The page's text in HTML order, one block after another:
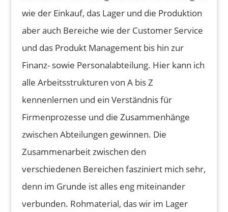
wie der Einkauf, das Lager und die Produktion
aber auch Bereiche wie der Customer Service
und das Produkt Management bis hin zur
Finanz- sowie Personalabteilung. Hier kann ich
alle Arbeitsstrukturen von A bis Z
kennenlernen und ein Verständnis für
Firmenprozesse und die Zusammenhänge
zwischen Abteilungen gewinnen. Die
Zusammenarbeit zwischen den
verschiedenen Bereichen fasziniert mich sehr,
denn im Grunde ist alles eng miteinander
verbunden. Rohmaterial, das wir im Lager